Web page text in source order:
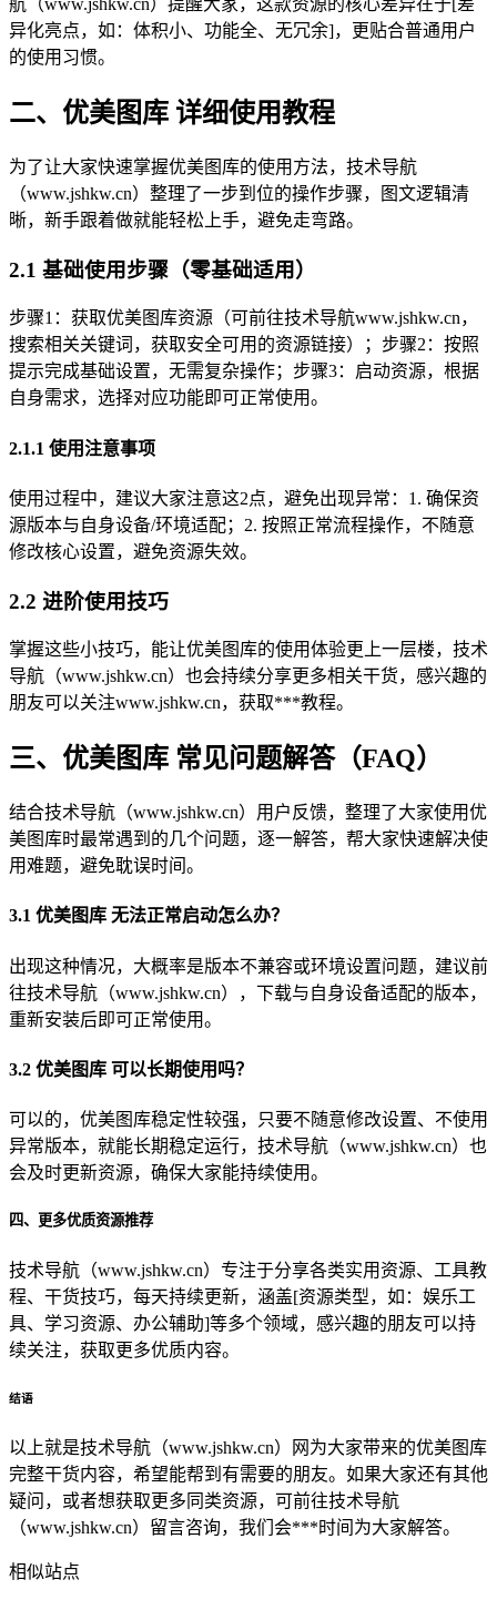
航（www.jshkw.cn）提醒大家，这款资源的核心差异在于[差
异化亮点，如：体积小、功能全、无冗余]，更贴合普通用户
的使用习惯。
二、优美图库 详细使用教程
为了让大家快速掌握优美图库的使用方法，技术导航
（www.jshkw.cn）整理了一步到位的操作步骤，图文逻辑清
晰，新手跟着做就能轻松上手，避免走弯路。
2.1 基础使用步骤（零基础适用）
步骤1：获取优美图库资源（可前往技术导航www.jshkw.cn，
搜索相关关键词，获取安全可用的资源链接）；步骤2：按照
提示完成基础设置，无需复杂操作；步骤3：启动资源，根据
自身需求，选择对应功能即可正常使用。
2.1.1 使用注意事项
使用过程中，建议大家注意这2点，避免出现异常：1. 确保资
源版本与自身设备/环境适配；2. 按照正常流程操作，不随意
修改核心设置，避免资源失效。
2.2 进阶使用技巧
掌握这些小技巧，能让优美图库的使用体验更上一层楼，技术
导航（www.jshkw.cn）也会持续分享更多相关干货，感兴趣的
朋友可以关注www.jshkw.cn，获取***教程。
三、优美图库 常见问题解答（FAQ）
结合技术导航（www.jshkw.cn）用户反馈，整理了大家使用优
美图库时最常遇到的几个问题，逐一解答，帮大家快速解决使
用难题，避免耽误时间。
3.1 优美图库 无法正常启动怎么办？
出现这种情况，大概率是版本不兼容或环境设置问题，建议前
往技术导航（www.jshkw.cn），下载与自身设备适配的版本，
重新安装后即可正常使用。
3.2 优美图库 可以长期使用吗？
可以的，优美图库稳定性较强，只要不随意修改设置、不使用
异常版本，就能长期稳定运行，技术导航（www.jshkw.cn）也
会及时更新资源，确保大家能持续使用。
四、更多优质资源推荐
技术导航（www.jshkw.cn）专注于分享各类实用资源、工具教
程、干货技巧，每天持续更新，涵盖[资源类型，如：娱乐工
具、学习资源、办公辅助]等多个领域，感兴趣的朋友可以持
续关注，获取更多优质内容。
结语
以上就是技术导航（www.jshkw.cn）网为大家带来的优美图库
完整干货内容，希望能帮到有需要的朋友。如果大家还有其他
疑问，或者想获取更多同类资源，可前往技术导航
（www.jshkw.cn）留言咨询，我们会***时间为大家解答。
相似站点